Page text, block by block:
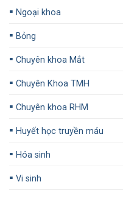
▪️ Ngoại khoa
▪️ Bỏng
▪️ Chuyên khoa Mắt
▪️ Chuyên Khoa TMH
▪️ Chuyên khoa RHM
▪️ Huyết học truyền máu
▪️ Hóa sinh
▪️ Vi sinh